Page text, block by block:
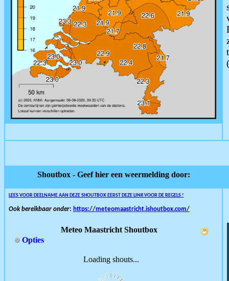
Shoutbox - Geef hier een weermelding door:
LEES VOOR DEELNAME AAN DEZE SHOUTBOX EERST DEZE LINK VOOR DE REGELS !
Ook bereikbaar onder: https://meteomaastricht.ishoutbox.com/